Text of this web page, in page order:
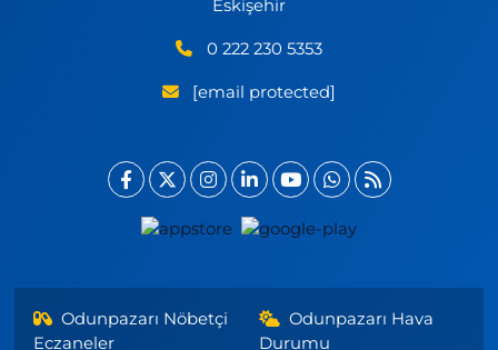
Eskişehir
0 222 230 5353
[email protected]
Odunpazarı Nöbetçi
Eczaneler
Odunpazarı Hava
Durumu